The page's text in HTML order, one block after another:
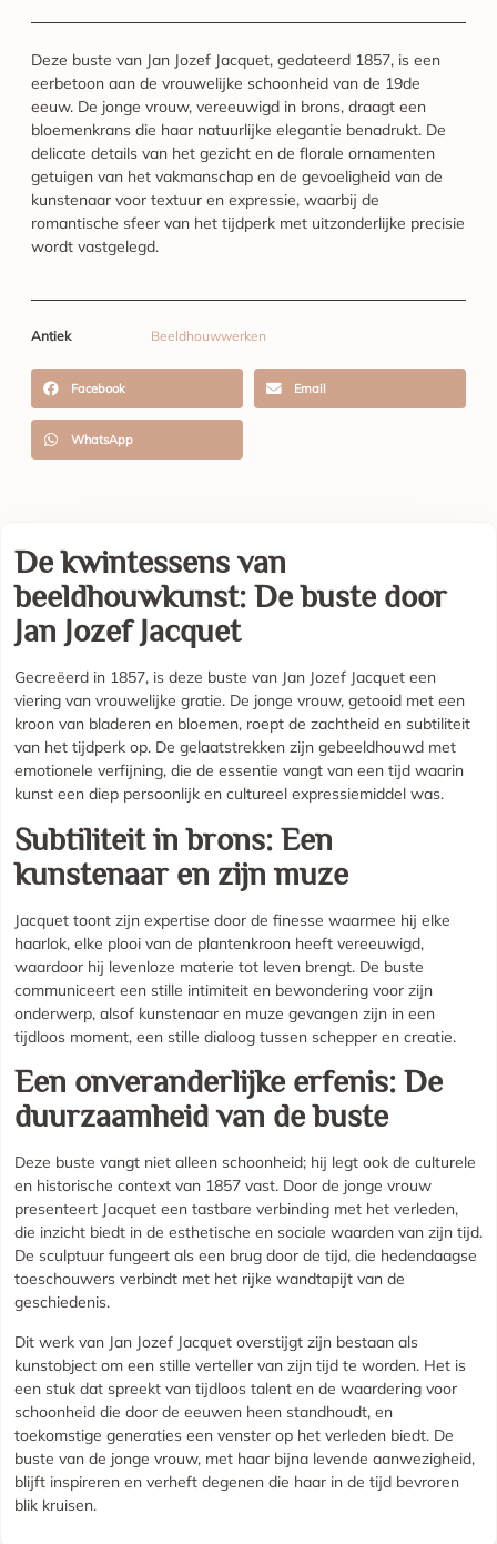
Deze buste van Jan Jozef Jacquet, gedateerd 1857, is een
eerbetoon aan de vrouwelijke schoonheid van de 19de
eeuw. De jonge vrouw, vereeuwigd in brons, draagt een
bloemenkrans die haar natuurlijke elegantie benadrukt. De
delicate details van het gezicht en de florale ornamenten
getuigen van het vakmanschap en de gevoeligheid van de
kunstenaar voor textuur en expressie, waarbij de
romantische sfeer van het tijdperk met uitzonderlijke precisie
wordt vastgelegd.
Antiek Beeldhouwwerken
Facebook Email
WhatsApp
De kwintessens van
beeldhouwkunst: De buste door
Jan Jozef Jacquet
Gecreëerd in 1857, is deze buste van Jan Jozef Jacquet een
viering van vrouwelijke gratie. De jonge vrouw, getooid met een
kroon van bladeren en bloemen, roept de zachtheid en subtiliteit
van het tijdperk op. De gelaatstrekken zijn gebeeldhouwd met
emotionele verfijning, die de essentie vangt van een tijd waarin
kunst een diep persoonlijk en cultureel expressiemiddel was.
Subtiliteit in brons: Een
kunstenaar en zijn muze
Jacquet toont zijn expertise door de finesse waarmee hij elke
haarlok, elke plooi van de plantenkroon heeft vereeuwigd,
waardoor hij levenloze materie tot leven brengt. De buste
communiceert een stille intimiteit en bewondering voor zijn
onderwerp, alsof kunstenaar en muze gevangen zijn in een
tijdloos moment, een stille dialoog tussen schepper en creatie.
Een onveranderlijke erfenis: De
duurzaamheid van de buste
Deze buste vangt niet alleen schoonheid; hij legt ook de culturele
en historische context van 1857 vast. Door de jonge vrouw
presenteert Jacquet een tastbare verbinding met het verleden,
die inzicht biedt in de esthetische en sociale waarden van zijn tijd.
De sculptuur fungeert als een brug door de tijd, die hedendaagse
toeschouwers verbindt met het rijke wandtapijt van de
geschiedenis.
Dit werk van Jan Jozef Jacquet overstijgt zijn bestaan als
kunstobject om een stille verteller van zijn tijd te worden. Het is
een stuk dat spreekt van tijdloos talent en de waardering voor
schoonheid die door de eeuwen heen standhoudt, en
toekomstige generaties een venster op het verleden biedt. De
buste van de jonge vrouw, met haar bijna levende aanwezigheid,
blijft inspireren en verheft degenen die haar in de tijd bevroren
blik kruisen.